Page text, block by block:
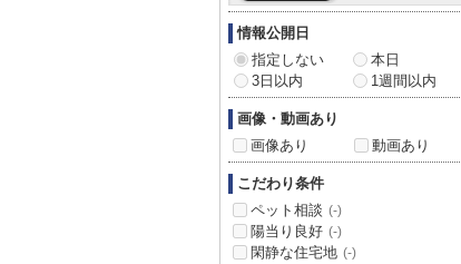
情報公開日
指定しない
本日
3日以内
1週間以内
画像・動画あり
画像あり
動画あり
こだわり条件
ペット相談 (-)
陽当り良好 (-)
閑静な住宅地 (-)